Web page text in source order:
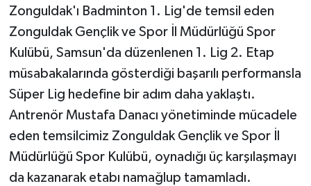
Zonguldak'ı Badminton 1. Lig'de temsil eden
Zonguldak Gençlik ve Spor İl Müdürlüğü Spor
Kulübü, Samsun'da düzenlenen 1. Lig 2. Etap
müsabakalarında gösterdiği başarılı performansla
Süper Lig hedefine bir adım daha yaklaştı.
Antrenör Mustafa Danacı yönetiminde mücadele
eden temsilcimiz Zonguldak Gençlik ve Spor İl
Müdürlüğü Spor Kulübü, oynadığı üç karşılaşmayı
da kazanarak etabı namağlup tamamladı.
İş ilanı
Kilimli
Kültür - Sanat
MAGAZİN